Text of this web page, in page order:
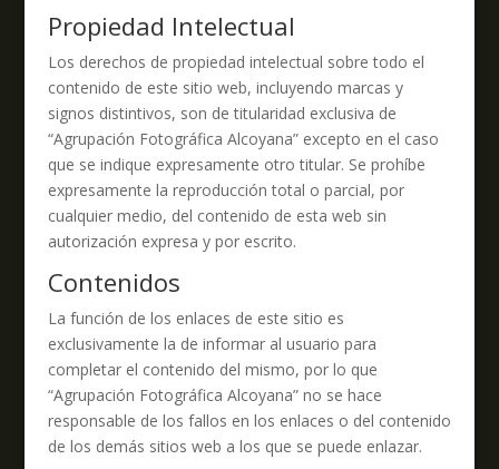
Propiedad Intelectual
Los derechos de propiedad intelectual sobre todo el
contenido de este sitio web, incluyendo marcas y
signos distintivos, son de titularidad exclusiva de
“Agrupación Fotográfica Alcoyana” excepto en el caso
que se indique expresamente otro titular. Se prohíbe
expresamente la reproducción total o parcial, por
cualquier medio, del contenido de esta web sin
autorización expresa y por escrito.
Contenidos
La función de los enlaces de este sitio es
exclusivamente la de informar al usuario para
completar el contenido del mismo, por lo que
“Agrupación Fotográfica Alcoyana” no se hace
responsable de los fallos en los enlaces o del contenido
de los demás sitios web a los que se puede enlazar.